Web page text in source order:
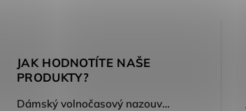
JAK HODNOTÍTE NAŠE
PRODUKTY?
Dámský volnočasový nazouvák ARDON®JUNO - růžová